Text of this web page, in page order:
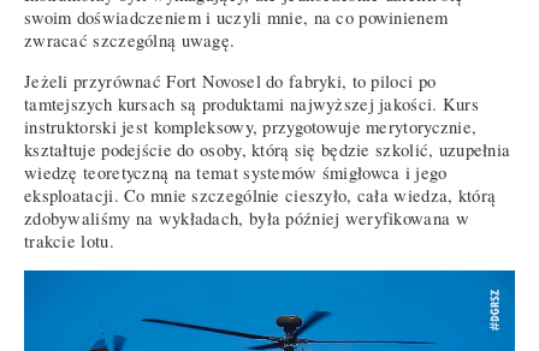
swoim doświadczeniem i uczyli mnie, na co powinienem
zwracać szczególną uwagę.
Jeżeli przyrównać Fort Novosel do fabryki, to piloci po
tamtejszych kursach są produktami najwyższej jakości. Kurs
instruktorski jest kompleksowy, przygotowuje merytorycznie,
kształtuje podejście do osoby, którą się będzie szkolić, uzupełnia
wiedzę teoretyczną na temat systemów śmigłowca i jego
eksploatacji. Co mnie szczególnie cieszyło, cała wiedza, którą
zdobywaliśmy na wykładach, była później weryfikowana w
trakcie lotu.